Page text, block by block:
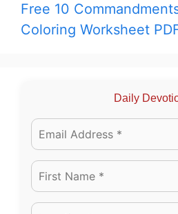
Free 10
Coloring Worksheet
Daily